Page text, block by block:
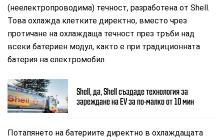
(неелектропроводима) течност, разработена от Shell.
Това охлажда клетките директно, вместо чрез
протичане на охлаждаща течност през тръби над
всеки батериен модул, както е при традиционната
батерия на електромобил.
Shell, да, Shell създаде технология за
зареждане на EV за по-малко от 10 мин
Потапянето на батериите директно в охлаждащата